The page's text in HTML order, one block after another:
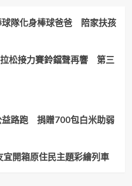
球隊化身棒球爸爸 陪家扶孩
松接力賽鈴鐺聲再響 第三
益路跑 捐贈700包白米助弱
開箱原住民主題彩繪列車